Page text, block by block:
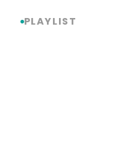
PLAYLIST